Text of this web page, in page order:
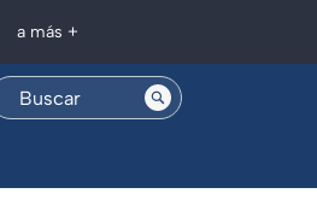
a más +